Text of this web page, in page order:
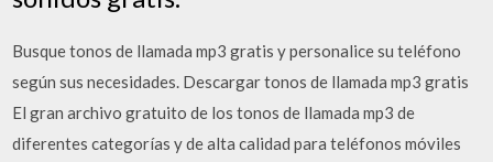
Busque tonos de llamada mp3 gratis y personalice su teléfono
según sus necesidades. Descargar tonos de llamada mp3 gratis
El gran archivo gratuito de los tonos de llamada mp3 de
diferentes categorías y de alta calidad para teléfonos móviles